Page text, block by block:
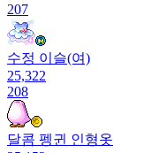
207
수정 이슬(여)
25,322
208
달콤 펭귄 인형옷